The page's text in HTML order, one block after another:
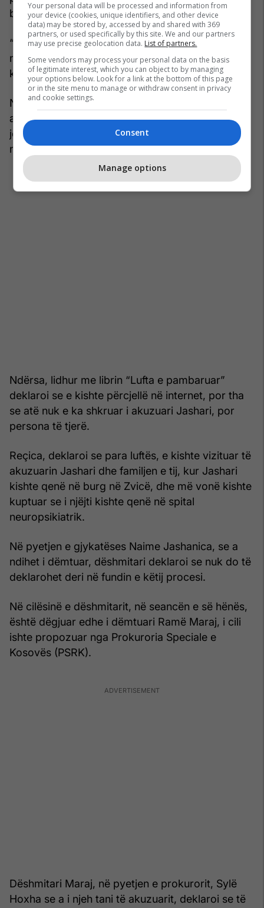
bashkëpunuar.
“Unë besoj se krejt kjo situatë, është e
manipuluar, dhe do të ishte në interes të zbulohej
kush e ka bërë”, ka thënë Reçica.
Në pyetjen e të akuzuarit, Halim Halimi, lidhur me
atë se nga kush është manipuluar, që emri i tij të
jetë i lakuar në këtë listë, dëshmitari deklaroi se
nuk e din.
Ndërsa, lidhur me librin “Lufta e pambaruar”
deklaroi se e kishte përcjellë në internet, por tha
se atë nuk e ka shkruar i akuzuari Jashari, por
persona të tjerë.
Reçica, deklaroi se para luftës, e kishte vizituar të
akuzuarin Jashari dhe familjen e tij, kur Jashari
kishte qenë në burg në Zvicë, dhe më vonë kishte
kuptuar se i njëjti kishte qenë në spital
neuropsikiatrik.
Në pyetjen e gjykatëses Naime Jashanica, se a
ndihet i dëmtuar, dëshmitari deklaroi se nuk do të
deklarohet deri në fundin e këtij procesi.
Në cilësinë e dëshmitarit, në seancën e së hënës,
është dëgjuar edhe i dëmtuari Ramë Maraj, i cili
ishte propozuar nga Prokuroria Speciale e
Kosovës (PSRK).
Dëshmitari Maraj, në pyetjen e prokurorit, Sylë
Hoxha se a i njeh tani të akuzuarit, deklaroi se të
Your personal data will be processed and information from
your device (cookies, unique identifiers, and other device
data) may be stored by, accessed by and shared with 369
partners, or used specifically by this site. We and our partners
may use precise geolocation data. List of partners.
Some vendors may process your personal data on the basis
of legitimate interest, which you can object to by managing
your options below. Look for a link at the bottom of this page
or in the site menu to manage or withdraw consent in privacy
and cookie settings.
Consent
Manage options